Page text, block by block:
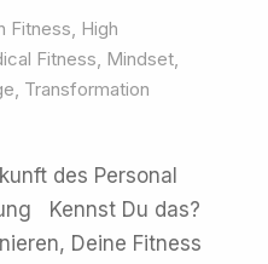
Fitness, High
Fitness, Mindset,
, Transformation
des Personal
Kennst Du das?
Deine Fitness